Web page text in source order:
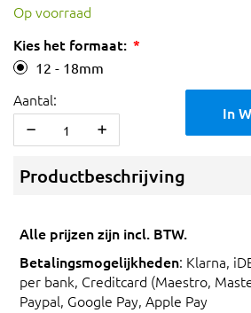
Op voorraad
Kies het formaat:
12 - 18mm
Aantal:
In
Productbeschrijving
Alle prijzen zijn incl. BTW.
Betalingsmogelijkheden: Klarna,
per bank, Creditcard (Maestro,
Paypal, Google Pay, Apple Pay